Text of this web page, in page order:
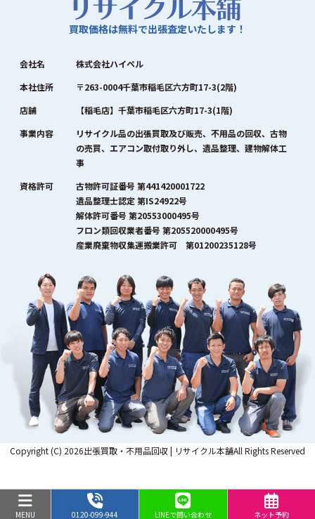
買取価格は無料で出張査定いたします！
会社名
株式会社ハイペル
本社住所
〒263-0004千葉市稲毛区六方町17-3(2階)
店舗
【稲毛店】千葉市稲毛区六方町17-3(1階)
事業内容
リサイクル品の出張買取及び販売、不用品の回収、古物
の売買、エアコン取付取り外し、遺品整理、建物解体工
事
資格許可
古物許可証番号 第441420001722
遺品整理士認定 第IS24922号
解体許可番号 第20553000495号
フロン類回収業者番号 第205520000495号
産業廃棄物収集運搬業許可 第01200235128号
Copyright (C) 2026出張買取・不用品回収 | リサイクル本舗All Rights Reserved
MENU 0120-099-944 LINEで問い合わせ ネット予約